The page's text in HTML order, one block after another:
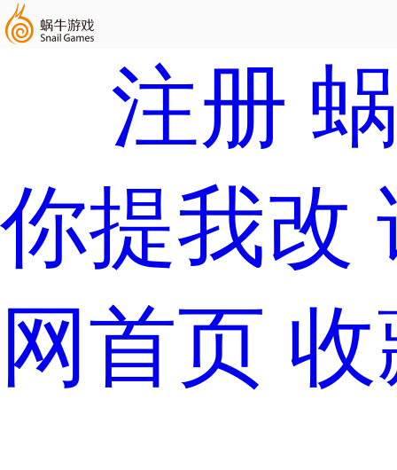
注册
你提我改
网首页